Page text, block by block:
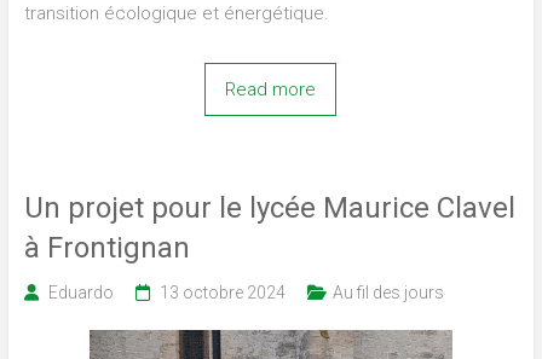
transition écologique et énergétique.
Read more
Un projet pour le lycée Maurice Clavel
à Frontignan
Eduardo 13 octobre 2024 Au fil des jours